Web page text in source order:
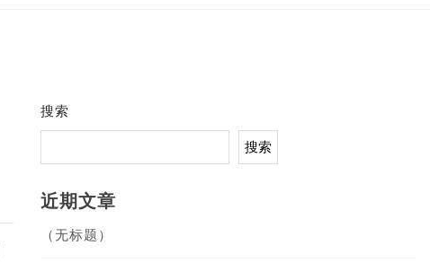
搜索
搜索
近期文章
（无标题）